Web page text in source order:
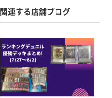
関連する店舗ブログ